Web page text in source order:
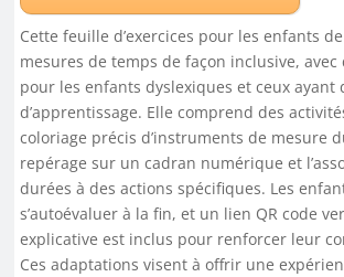
Cette feuille d’exercices pour les enfants
mesures de temps de façon inclusive,
pour les enfants dyslexiques et ceux ayant
d’apprentissage. Elle comprend des
coloriage précis d’instruments de mesure
repérage sur un cadran numérique et
durées à des actions spécifiques. Les
s’autoévaluer à la fin, et un lien QR code
explicative est inclus pour renforcer leur
Ces adaptations visent à offrir une